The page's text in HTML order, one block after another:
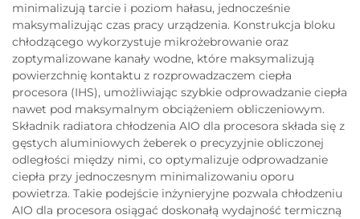
minimalizują tarcie i poziom hałasu, jednocześnie
maksymalizując czas pracy urządzenia. Konstrukcja bloku
chłodzącego wykorzystuje mikrożebrowanie oraz
zoptymalizowane kanały wodne, które maksymalizują
powierzchnię kontaktu z rozprowadzaczem ciepła
procesora (IHS), umożliwiając szybkie odprowadzanie ciepła
nawet pod maksymalnym obciążeniem obliczeniowym.
Składnik radiatora chłodzenia AIO dla procesora składa się z
gęstych aluminiowych żeberek o precyzyjnie obliczonej
odległości między nimi, co optymalizuje odprowadzanie
ciepła przy jednoczesnym minimalizowaniu oporu
powietrza. Takie podejście inżynieryjne pozwala chłodzeniu
AIO dla procesora osiągać doskonałą wydajność termiczną